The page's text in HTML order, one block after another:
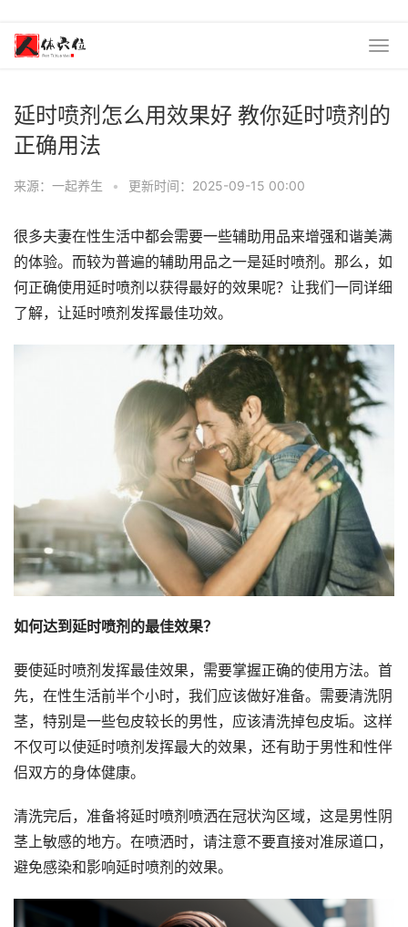
延时喷剂怎么用效果好 教你延时喷剂的
正确用法
来源：一起养生 • 更新时间：2025-09-15 00:00
很多夫妻在性生活中都会需要一些辅助用品来增强和谐美满
的体验。而较为普遍的辅助用品之一是延时喷剂。那么，如
何正确使用延时喷剂以获得最好的效果呢？让我们一同详细
了解，让延时喷剂发挥最佳功效。
如何达到延时喷剂的最佳效果？
要使延时喷剂发挥最佳效果，需要掌握正确的使用方法。首
先，在性生活前半个小时，我们应该做好准备。需要清洗阴
茎，特别是一些包皮较长的男性，应该清洗掉包皮垢。这样
不仅可以使延时喷剂发挥最大的效果，还有助于男性和性伴
侣双方的身体健康。
清洗完后，准备将延时喷剂喷洒在冠状沟区域，这是男性阴
茎上敏感的地方。在喷洒时，请注意不要直接对准尿道口，
避免感染和影响延时喷剂的效果。